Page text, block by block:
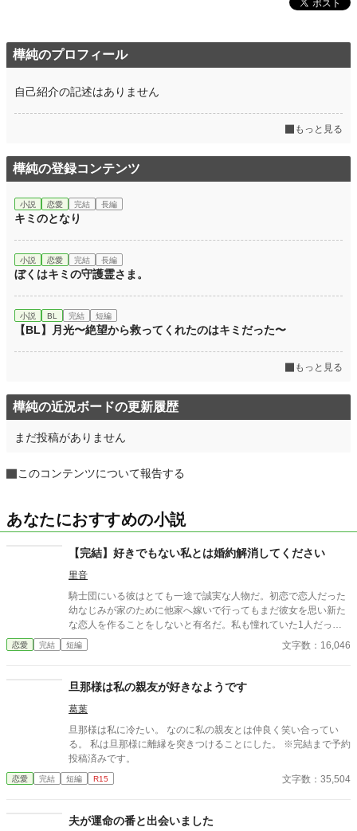
樺純のプロフィール
自己紹介の記述はありません
もっと見る
樺純の登録コンテンツ
小説 恋愛 完結 長編
キミのとなり
小説 恋愛 完結 長編
ぼくはキミの守護霊さま。
小説 BL 完結 短編
【BL】月光〜絶望から救ってくれたのはキミだった〜
もっと見る
樺純の近況ボードの更新履歴
まだ投稿がありません
このコンテンツについて報告する
あなたにおすすめの小説
【完結】好きでもない私とは婚約解消してください
里音
騎士団にいる彼はとても一途で誠実な人物だ。初恋で恋人だった
幼なじみが家のために他家へ嫁いで行ってもまだ彼女を思い新た
な恋人を作ることをしないと有名だ。私も憧れていた1人だっ
た。 そんな彼との婚約が成立した。それは彼の行動で私が傷を負
ったからだ。傷は残らないのに責任感からの婚約ではあるが、彼
婚約して6ヶ月、接点のほとんどない2人だが少しずつ距離も縮ま
り幸せな日々を送っていた。と思っていたのに、彼の元恋人が離
婚をして帰ってくる話を聞いて彼が私との婚約を「最悪だ」と後
悔しているのを聞いてしまった。
恋愛 完結 短編 文字数：16,046
旦那様は私の親友が好きなようです
葛葉
旦那様は私に冷たい。 なのに私の親友とは仲良く笑い合ってい
る。 私は旦那様に離縁を突きつけることにした。 ※完結まで予約
投稿済みです。
恋愛 完結 短編 R15 文字数：35,504
夫が運命の番と出会いました